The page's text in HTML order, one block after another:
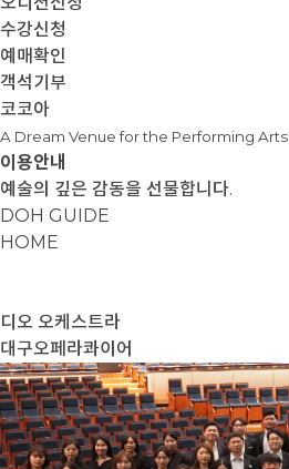
수강신청
예매확인
객석기부
코코아
A Dream Venue for the Performing Arts
이용안내
예술의 깊은 감동을 선물합니다.
DOH GUIDE
HOME
디오 오케스트라
대구오페라콰이어